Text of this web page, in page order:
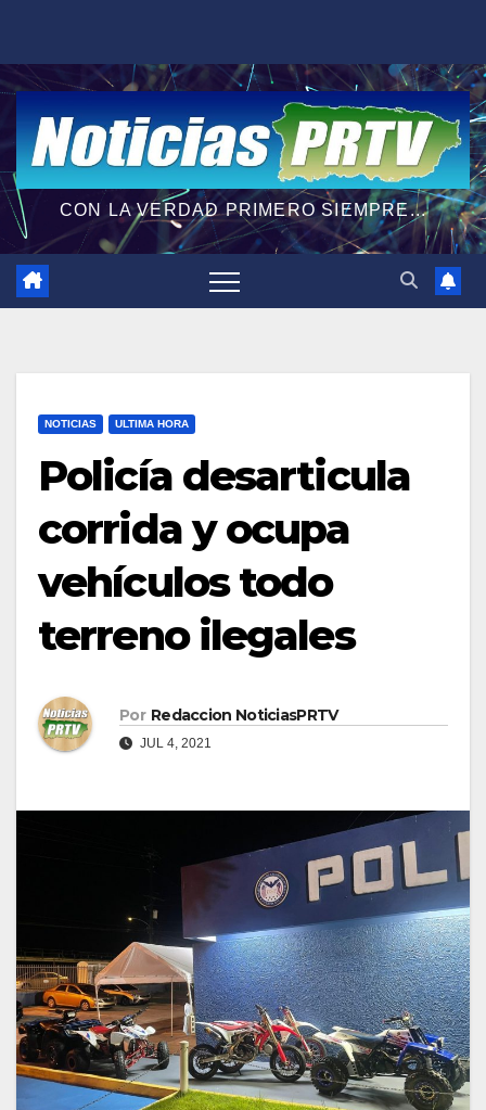
CON LA VERDAD PRIMERO SIEMPRE...
NOTICIAS ULTIMA HORA
Policía desarticula
corrida y ocupa
vehículos todo
terreno ilegales
Por Redaccion NoticiasPRTV
JUL 4, 2021